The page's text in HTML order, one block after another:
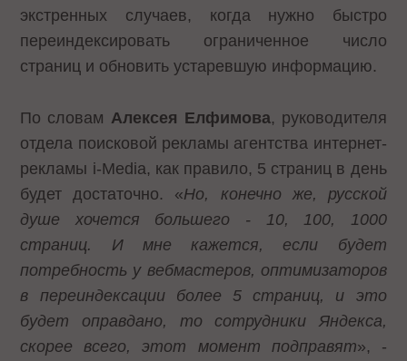
экстренных случаев, когда нужно быстро
переиндексировать ограниченное число
страниц и обновить устаревшую информацию.
По словам Алексея Елфимова, руководителя
отдела поисковой рекламы агентства интернет-
рекламы i-Media, как правило, 5 страниц в день
будет достаточно. «Но, конечно же, русской
душе хочется большего - 10, 100, 1000
страниц. И мне кажется, если будет
потребность у вебмастеров, оптимизаторов
в переиндексации более 5 страниц, и это
будет оправдано, то сотрудники Яндекса,
скорее всего, этот момент подправят», -